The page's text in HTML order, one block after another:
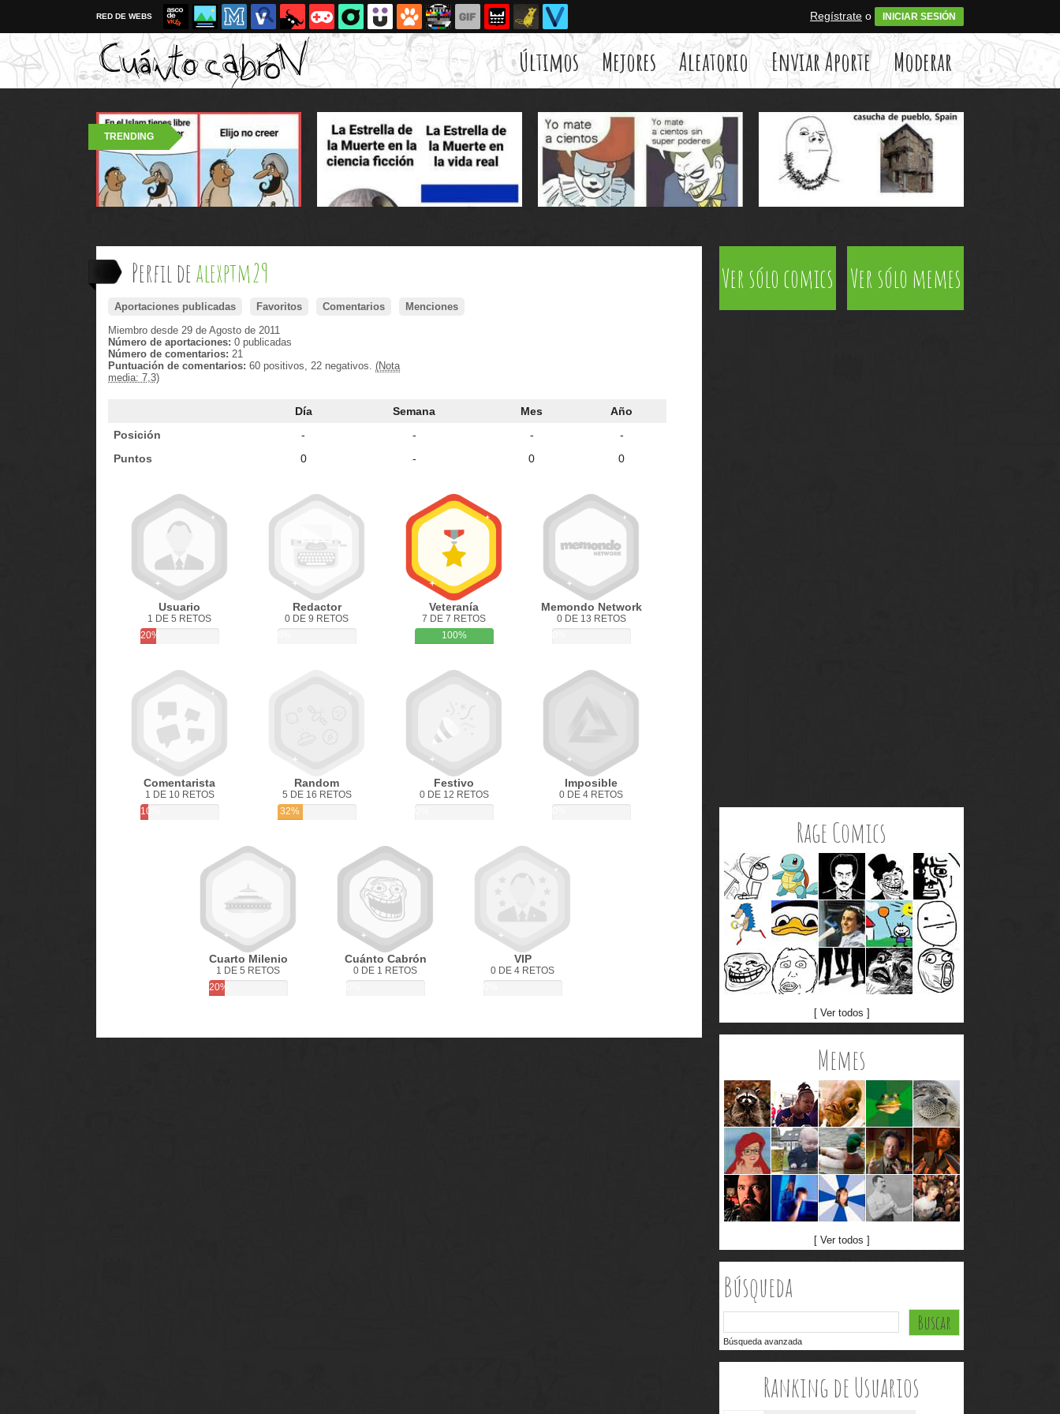
RED DE WEBS Regístrate o INICIAR SESIÓN
Últimos Mejores Aleatorio Enviar Aporte Moderar
TRENDING
Perfil dealexptm29
Aportaciones publicadas Favoritos Comentarios
Menciones
Miembro desde 29 de Agosto de 2011
Número de aportaciones: 0 publicadas
Número de comentarios: 21
Puntuación de comentarios: 60 positivos, 22 negativos. (Nota
media: 7,3)
Día Semana Mes
Año
Posición
- - -
-
Puntos
0 - 0 0
Usuario
1 DE 5 RETOS
20%
Redactor
0 DE 9 RETOS
Veteranía
7 DE 7 RETOS
100%
Memondo Network
0 DE 13 RETOS
Comentarista
1 DE 10 RETOS
10%
Random
5 DE 16 RETOS
32%
Festivo
0 DE 12 RETOS
Imposible
0 DE 4 RETOS
Cuarto Milenio
1 DE 5 RETOS
20%
Cuánto Cabrón
0 DE 1 RETOS
VIP
0 DE 4 RETOS
Ver sólo comics Ver sólo memes
Rage Comics
[ Ver todos ]
Memes
[ Ver todos ]
Búsqueda
Búsqueda avanzada
Ranking de Usuarios